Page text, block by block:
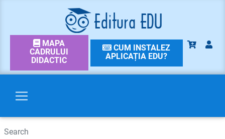
MAPA
CADRULUI
DIDACTIC
CUM INSTALEZ
APLICAȚIA EDU?